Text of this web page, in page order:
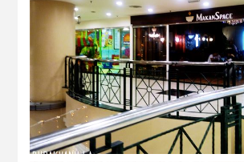
eating at Makan